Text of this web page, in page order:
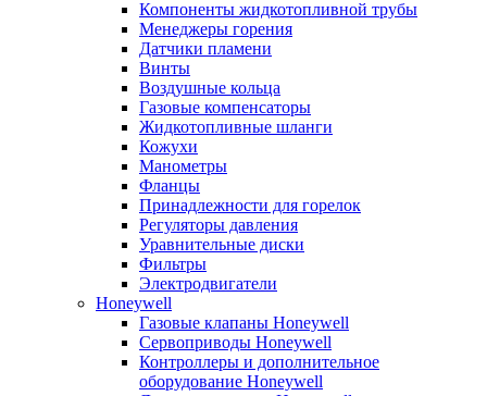
Компоненты жидкотопливной трубы
Менеджеры горения
Датчики пламени
Винты
Воздушные кольца
Газовые компенсаторы
Жидкотопливные шланги
Кожухи
Манометры
Фланцы
Принадлежности для горелок
Регуляторы давления
Уравнительные диски
Фильтры
Электродвигатели
Honeywell
Газовые клапаны Honeywell
Сервоприводы Honeywell
Контроллеры и дополнительное
оборудование Honeywell